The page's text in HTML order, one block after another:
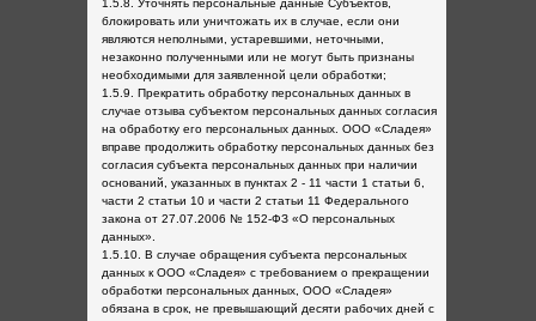
1.5.8. Уточнять персональные данные Субъектов,
блокировать или уничтожать их в случае, если они
являются неполными, устаревшими, неточными,
незаконно полученными или не могут быть признаны
необходимыми для заявленной цели обработки;
1.5.9. Прекратить обработку персональных данных в
случае отзыва субъектом персональных данных согласия
на обработку его персональных данных. ООО «Сладея»
вправе продолжить обработку персональных данных без
согласия субъекта персональных данных при наличии
оснований, указанных в пунктах 2 - 11 части 1 статьи 6,
части 2 статьи 10 и части 2 статьи 11 Федерального
закона от 27.07.2006 № 152-ФЗ «О персональных
данных».
1.5.10. В случае обращения субъекта персональных
данных к ООО «Сладея» с требованием о прекращении
обработки персональных данных, ООО «Сладея»
обязана в срок, не превышающий десяти рабочих дней с